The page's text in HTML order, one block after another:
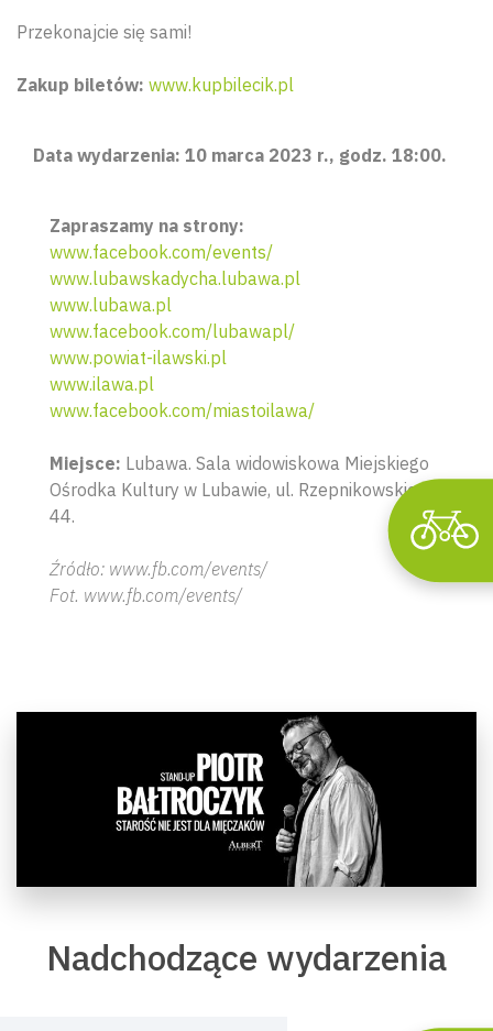
Przekonajcie się sami!
Zakup biletów: www.kupbilecik.pl
Data wydarzenia: 10 marca 2023 r., godz. 18:00.
Zapraszamy na strony:
www.facebook.com/events/
www.lubawskadycha.lubawa.pl
www.lubawa.pl
www.facebook.com/lubawapl/
www.powiat-ilawski.pl
www.ilawa.pl
www.facebook.com/miastoilawa/
Miejsce: Lubawa. Sala widowiskowa Miejskiego
Ośrodka Kultury w Lubawie, ul. Rzepnikowskiego
44.
Źródło: www.fb.com/events/
Fot. www.fb.com/events/
Nadchodzące wydarzenia